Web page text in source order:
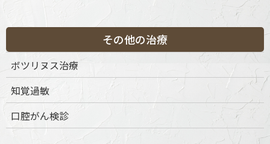
成人矯正は、見た目の改善だけでなく、機能面や健康面でも多
くの恩恵があります。たとえば、歯列が整うことで歯磨きしや
すくなり、むし歯や歯周病のリスクが軽減します。また、正し
いかみ合わせにより顎関節や咀嚼筋への負担が軽減され、肩こ
りや頭痛といった全身症状の改善にもつながることがありま
す。さらに、加齢とともに歯の移動や咬耗によって乱れてきた
歯並びを再構築することで、長期的に歯の健康を守ることがで
きます。
その他の治療
ボツリヌス治療
知覚過敏
口腔がん検診